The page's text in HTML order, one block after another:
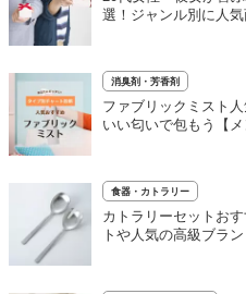
選！ジャンル別に人
消臭剤・芳香剤
ファブリックミスト
いい匂いで包もう【メ
食器・カトラリー
カトラリーセットお
トや人気の高級ブラン